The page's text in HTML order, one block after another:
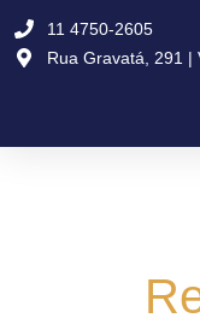
para
11 4750-2605
Rua Gravatá, 291 |